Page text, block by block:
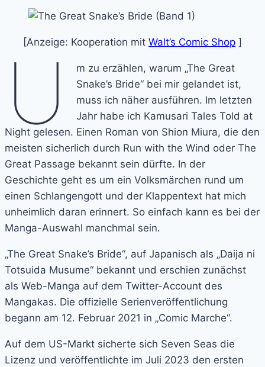
[Anzeige: Kooperation mit Walt’s Comic Shop ]
U
m zu erzählen, warum „The Great
Snake’s Bride“ bei mir gelandet ist,
muss ich näher ausführen. Im letzten
Jahr habe ich Kamusari Tales Told at
Night gelesen. Einen Roman von Shion Miura, die den
meisten sicherlich durch Run with the Wind oder The
Great Passage bekannt sein dürfte. In der
Geschichte geht es um ein Volksmärchen rund um
einen Schlangengott und der Klappentext hat mich
unheimlich daran erinnert. So einfach kann es bei der
Manga-Auswahl manchmal sein.
„The Great Snake’s Bride“, auf Japanisch als „Daija ni
Totsuida Musume“ bekannt und erschien zunächst
als Web-Manga auf dem Twitter-Account des
Mangakas. Die offizielle Serienveröffentlichung
begann am 12. Februar 2021 in „Comic Marche“.
Auf dem US-Markt sicherte sich Seven Seas die
Lizenz und veröffentlichte im Juli 2023 den ersten